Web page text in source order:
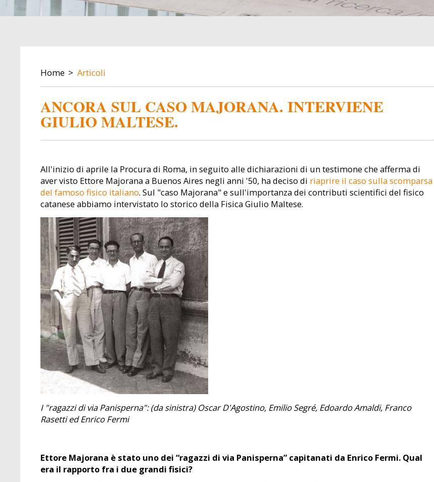
BREADCRUMB
Home Articoli
ANCORA SUL CASO MAJORANA. INTERVIENE
GIULIO MALTESE.
All'inizio di aprile la Procura di Roma, in seguito alle dichiarazioni di un testimone che afferma di
aver visto Ettore Majorana a Buenos Aires negli anni '50, ha deciso di riaprire il caso sulla scomparsa
del famoso fisico italiano. Sul "caso Majorana" e sull'importanza dei contributi scientifici del fisico
catanese abbiamo intervistato lo storico della Fisica Giulio Maltese.
I "ragazzi di via Panisperna": (da sinistra) Oscar D'Agostino, Emilio Segré, Edoardo Amaldi, Franco
Rasetti ed Enrico Fermi
Ettore Majorana è stato uno dei “ragazzi di via Panisperna” capitanati da Enrico Fermi. Qual
era il rapporto fra i due grandi fisici?